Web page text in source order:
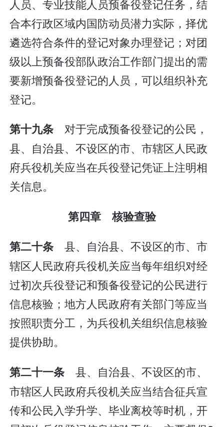
人员、专业技能人员预备役登记任务，结
合本行政区域内国防动员潜力实际，择优
遴选符合条件的登记对象办理登记；对团
级以上预备役部队政治工作部门提出的需
要新增预备役登记的人员，可以组织补充
登记。
第十九条对于完成预备役登记的公民，
县、自治县、不设区的市、市辖区人民政
府兵役机关应当在兵役登记凭证上注明相
关信息。
第四章 核验查验
第二十条 县、自治县、不设区的市、市
辖区人民政府兵役机关应当每年组织对经
过初次兵役登记和预备役登记的公民进行
信息核验；地方人民政府有关部门等应当
按照职责分工，为兵役机关组织信息核验
提供协助。
第二十一条 县、自治县、不设区的市、
市辖区人民政府兵役机关应当结合征兵宣
传和公民入学升学、毕业离校等时机，开